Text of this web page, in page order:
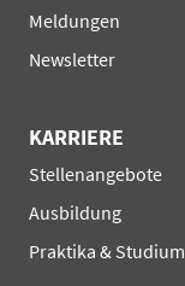
Meldungen
Newsletter
KARRIERE
Navigation
überspringen
Stellenangebote
Ausbildung
Praktika & Studium